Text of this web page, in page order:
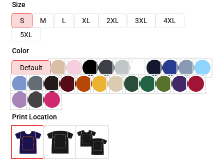
Size
S
M L XL 2XL 3XL
4XL
5XL
Color
Default
Print Location